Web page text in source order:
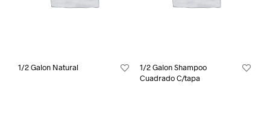
1/2 Galon Natural
1/2 Galon Shampoo
Cuadrado C/tapa